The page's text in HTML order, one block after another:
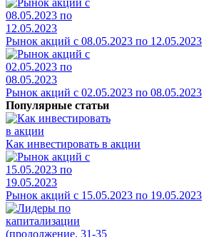
Рынок акций с 08.05.2023 по 12.05.2023
Рынок акций с 02.05.2023 по 08.05.2023
Популярные статьи
Как инвестировать в акции
Рынок акций с 15.05.2023 по 19.05.2023